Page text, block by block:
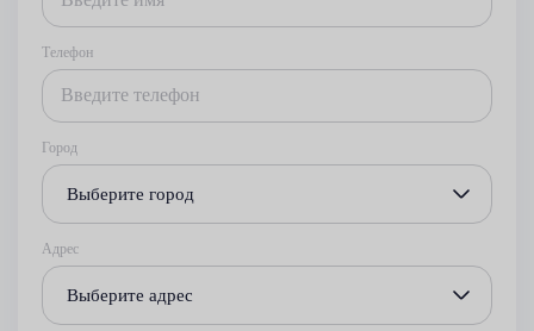
Телефон
Город
Выберите город
Адрес
Выберите адрес